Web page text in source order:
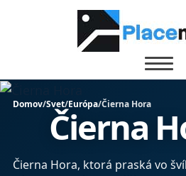
Domov/Svet/Európa/Čierna Hora
Čierna
Čierna Hora, ktorá praská vo